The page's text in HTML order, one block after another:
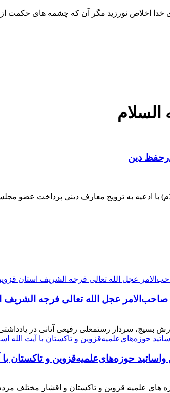
خدا اخلاص نورزید مگر آن که چشمه های حکمت
السلام
دین
با ادعیه به ترویج معارف دینی پرداخت عضو
صاحب‌الامر عجل الله تعالی فرجه الشریف
بسیج، سردار رستمعلی رفیعی آتانی در
حوزه‌های‌علمیه‌قزوین و تاکستان با
های علمیه قزوین و تاکستان و اقشار